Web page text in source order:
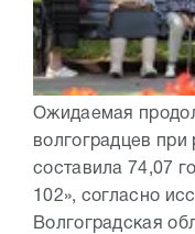
Ожидаемая
волгоградцев
составила 74,07
102», согласно
Волгоградская